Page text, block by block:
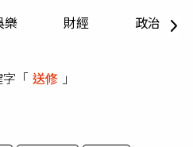
樂 財經 政治
「 送修 」